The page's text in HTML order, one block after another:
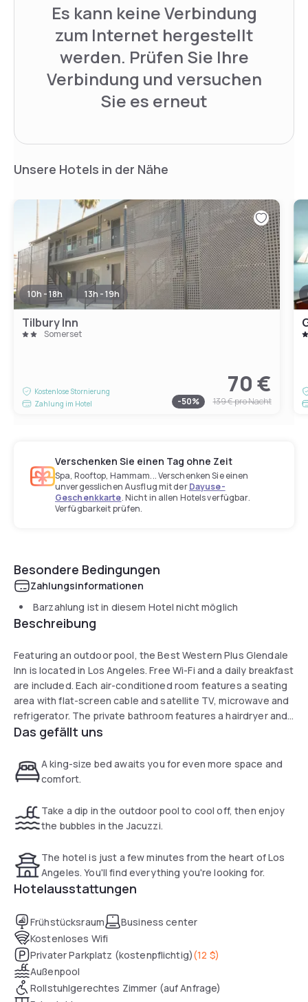
Es kann keine Verbindung
zum Internet hergestellt
werden. Prüfen Sie Ihre
Verbindung und versuchen
Sie es erneut
Unsere Hotels in der Nähe
10h - 18h 13h - 19h
Tilbury Inn
Somerset
Kostenlose Stornierung
Zahlung im Hotel
70 €
-50% 139 €pro Nacht
Verschenken Sie einen Tag ohne Zeit
Spa, Rooftop, Hammam... Verschenken Sie einen
unvergesslichen Ausflug mit derDayuse-
Geschenkkarte. Nicht in allen Hotels verfügbar.
Verfügbarkeit prüfen.
Besondere Bedingungen
Zahlungsinformationen
Barzahlung ist in diesem Hotel nicht möglich
Beschreibung
Featuring an outdoor pool, the Best Western Plus Glendale
Inn is located in Los Angeles. Free Wi-Fi and a daily breakfast
are included. Each air-conditioned room features a seating
area with flat-screen cable and satellite TV, microwave and
refrigerator. The private bathroom features a hairdryer and
free toiletries. At the Best Western Plus Glendale, you'll find
vending machine. The Best Western Plus Glendale is 11.7 km
from Staples Center, 14.4 km from Sunset Strip and 11.2 km
Airport is 27 km away.
Das gefällt uns
A king-size bed awaits you for even more space and
comfort.
Take a dip in the outdoor pool to cool off, then enjoy
the bubbles in the Jacuzzi.
The hotel is just a few minutes from the heart of Los
Angeles. You'll find everything you're looking for.
Hotelausstattungen
Frühstücksraum
Business center
Kostenloses Wifi
Privater Parkplatz (kostenpflichtig)(12 $)
Außenpool
Rollstuhlgerechtes Zimmer (auf Anfrage)